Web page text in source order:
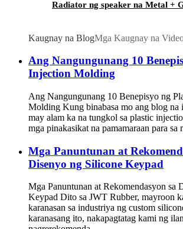
Radiator ng speaker na Metal +
Kaugnay na BlogMga Kaugnay na
Ang Nangungunang 10
Injection Molding
Ang Nangungunang 10 Benepisyo ng
Molding Kung binabasa mo ang blog na
may alam ka na tungkol sa plastic
mga pinakasikat na pamamaraan para sa
Mga Panuntunan at
Disenyo ng Silicone Keypad
Mga Panuntunan at Rekomendasyon sa
Keypad Dito sa JWT Rubber, mayroon
karanasan sa industriya ng custom
karanasang ito, nakapagtatag kami ng